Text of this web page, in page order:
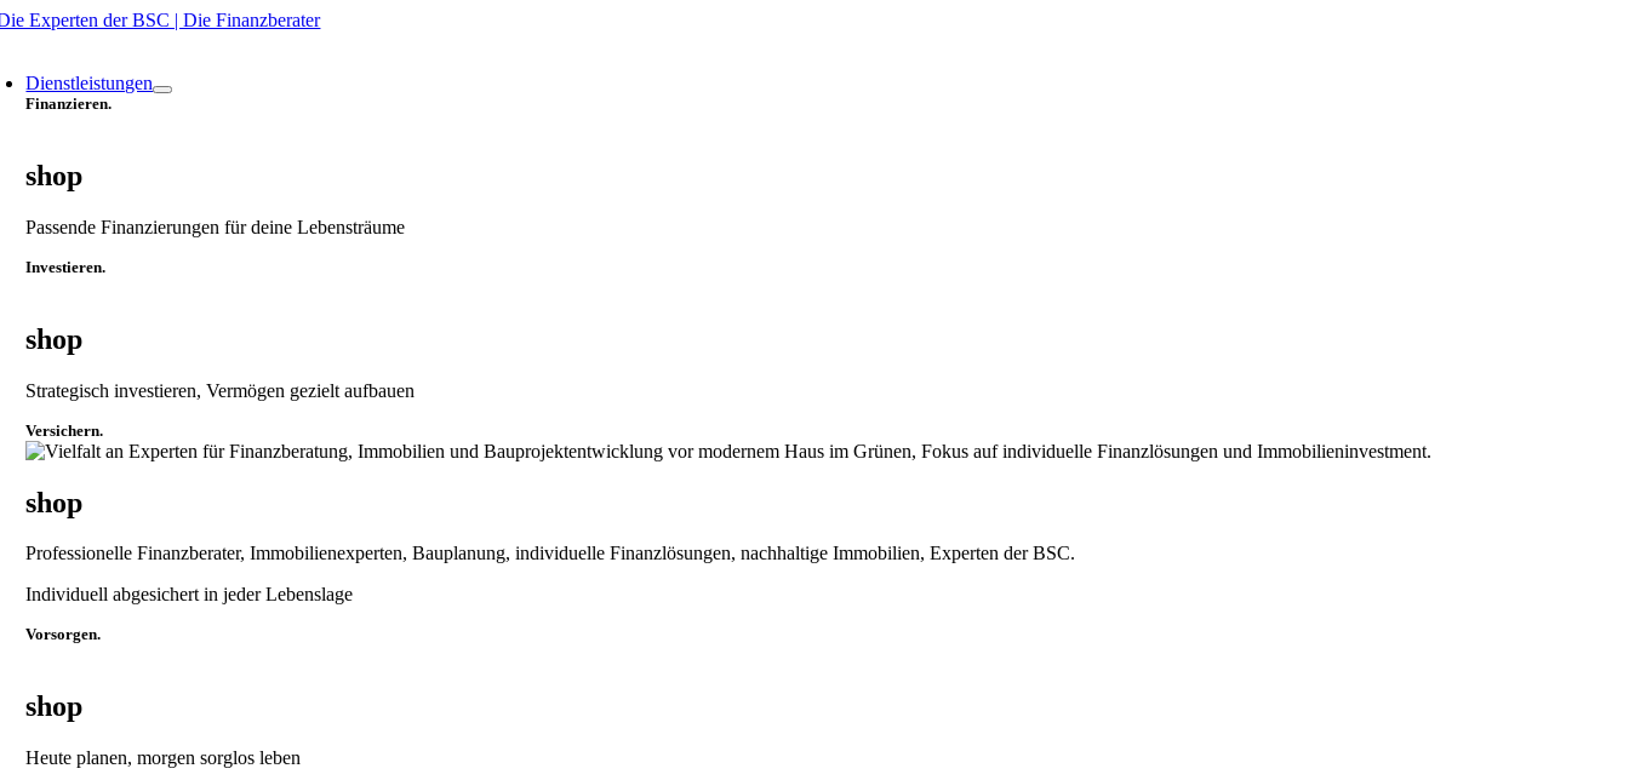
Zum
Dienstleistungen
Finanzieren.
shop
Passende Finanzierungen für deine Lebensträume
Investieren.
shop
Strategisch investieren, Vermögen gezielt aufbauen
Versichern.
shop
Professionelle Finanzberater, Immobilienexperten, Bauplanung, individuelle Finanzlösungen, nachhaltige Immobilien, Experten der BSC.
Individuell abgesichert in jeder Lebenslage
Vorsorgen.
shop
Heute planen, morgen sorglos leben